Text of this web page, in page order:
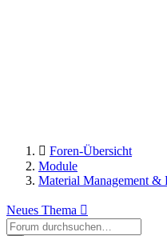
Foren-Übersicht
Module
Material Management &
Neues Thema